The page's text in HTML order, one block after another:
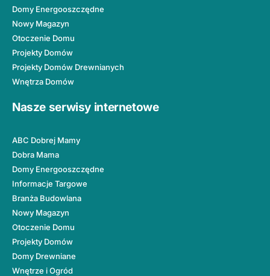
Domy Energooszczędne
Nowy Magazyn
Otoczenie Domu
Projekty Domów
Projekty Domów Drewnianych
Wnętrza Domów
Nasze serwisy internetowe
ABC Dobrej Mamy
Dobra Mama
Domy Energooszczędne
Informacje Targowe
Branża Budowlana
Nowy Magazyn
Otoczenie Domu
Projekty Domów
Domy Drewniane
Wnętrze i Ogród